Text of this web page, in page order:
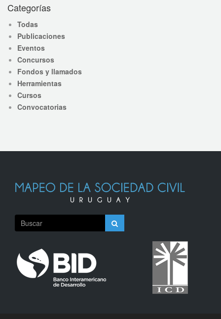
Categorías
Todas
Publicaciones
Eventos
Concursos
Fondos y llamados
Herramientas
Cursos
Convocatorias